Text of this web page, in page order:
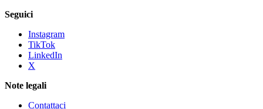
Seguici
Instagram
TikTok
LinkedIn
X
Note legali
Contattaci